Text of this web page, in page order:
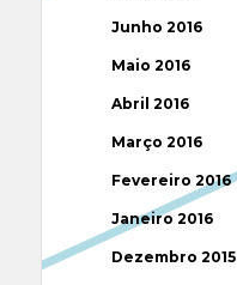
Junho 2016
Maio 2016
Abril 2016
Março 2016
Fevereiro 2016
Janeiro 2016
Dezembro 2015